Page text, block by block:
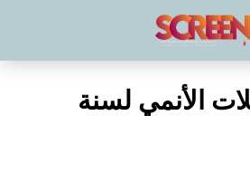
الأنمي لسنة